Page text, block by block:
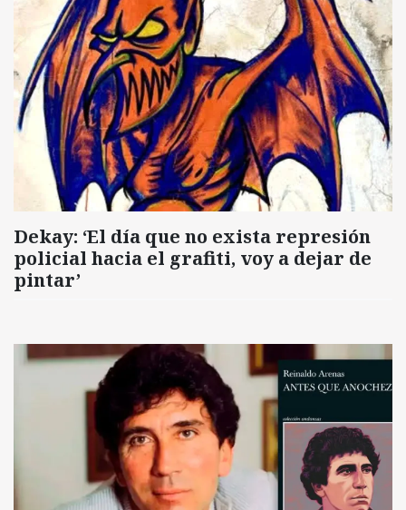
Dekay: ‘El día que no exista represión
policial hacia el grafiti, voy a dejar de
pintar’